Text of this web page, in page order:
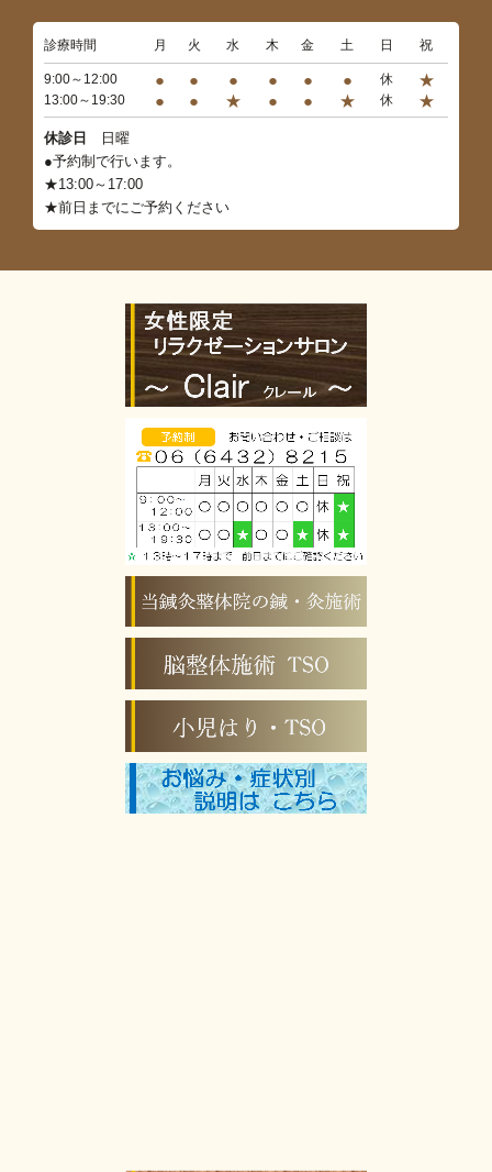
診療時間 月 火 水 木 金 土 日 祝
9:00～12:00 ● ● ● ● ● ● 休 ★
13:00～19:30 ● ● ★ ● ● ★ 休 ★
休診日
日曜
●予約制で行います。
★13:00～17:00
★前日までにご予約ください